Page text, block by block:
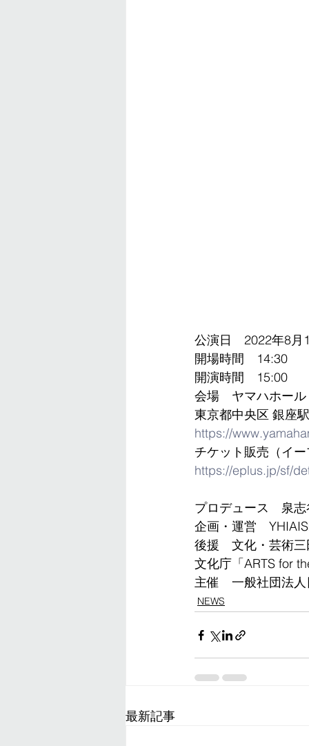
公演日　2022年8月
​開場時間　14:30
開演時間　15:00
​会場　ヤマハホール
東京都中央区 銀座
https://
チケット販売（イー
https://eplus.jp/sf/
プロデュース　泉
企画・運営　
後援　文化・芸術三
文化庁「ARTS for
主催　一般社団法
NEWS
最新記事